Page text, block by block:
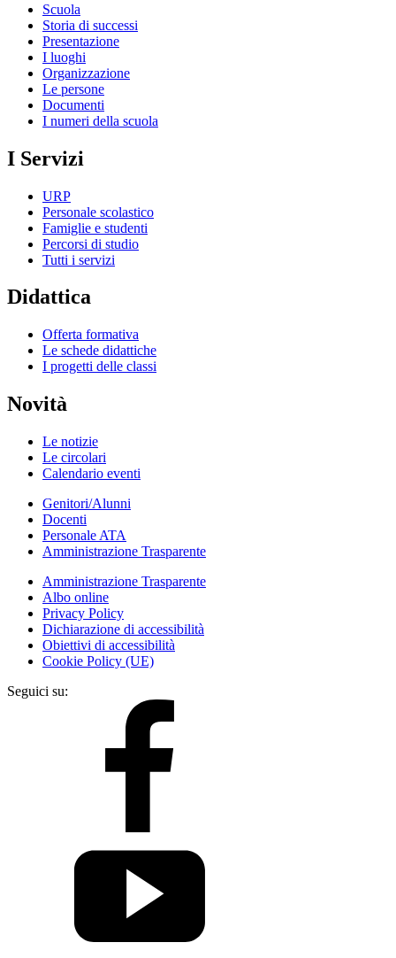
Scuola
Storia di successi
Presentazione
I luoghi
Organizzazione
Le persone
Documenti
I numeri della scuola
I Servizi
URP
Personale scolastico
Famiglie e studenti
Percorsi di studio
Tutti i servizi
Didattica
Offerta formativa
Le schede didattiche
I progetti delle classi
Novità
Le notizie
Le circolari
Calendario eventi
Genitori/Alunni
Docenti
Personale ATA
Amministrazione Trasparente
Amministrazione Trasparente
Albo online
Privacy Policy
Dichiarazione di accessibilità
Obiettivi di accessibilità
Cookie Policy (UE)
Seguici su: